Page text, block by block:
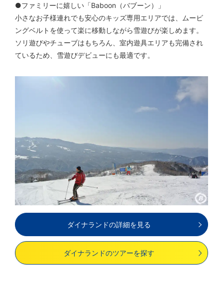
●ファミリーに嬉しい「Baboon（バブーン）」
小さなお子様連れでも安心のキッズ専用エリアでは、ムービ
ングベルトを使って楽に移動しながら雪遊びが楽しめます。
ソリ遊びやチューブはもちろん、室内遊具エリアも完備され
ているため、雪遊びデビューにも最適です。
ダイナランドの詳細を見る
ダイナランドのツアーを探す